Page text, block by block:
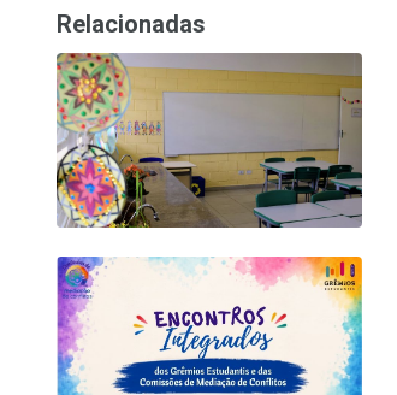
Relacionadas